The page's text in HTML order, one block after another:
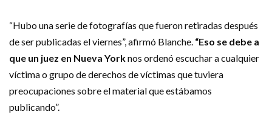
“Hubo una serie de fotografías que fueron retiradas después
de ser publicadas el viernes”, afirmó Blanche. “Eso se debe a
que un juez en Nueva Yorknos ordenó escuchar a cualquier
víctima o grupo de derechos de víctimas que tuviera
preocupaciones sobre el material que estábamos
publicando”.